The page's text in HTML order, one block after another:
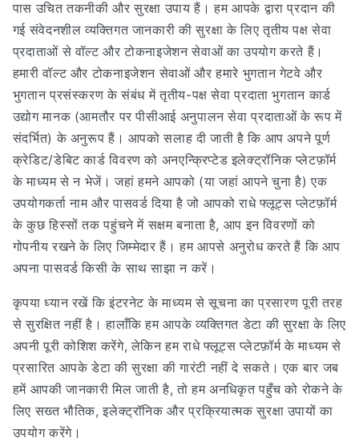
पास उचित तकनीकी और सुरक्षा उपाय हैं। हम आपके द्वारा प्रदान की
गई संवेदनशील व्यक्तिगत जानकारी की सुरक्षा के लिए तृतीय पक्ष सेवा
प्रदाताओं से वॉल्ट और टोकनाइजेशन सेवाओं का उपयोग करते हैं।
हमारी वॉल्ट और टोकनाइजेशन सेवाओं और हमारे भुगतान गेटवे और
भुगतान प्रसंस्करण के संबंध में तृतीय-पक्ष सेवा प्रदाता भुगतान कार्ड
उद्योग मानक (आमतौर पर पीसीआई अनुपालन सेवा प्रदाताओं के रूप में
संदर्भित) के अनुरूप हैं। आपको सलाह दी जाती है कि आप अपने पूर्ण
क्रेडिट/डेबिट कार्ड विवरण को अनएन्क्रिप्टेड इलेक्ट्रॉनिक प्लेटफ़ॉर्म
के माध्यम से न भेजें। जहां हमने आपको (या जहां आपने चुना है) एक
उपयोगकर्ता नाम और पासवर्ड दिया है जो आपको राधे फ्लूट्स प्लेटफ़ॉर्म
के कुछ हिस्सों तक पहुंचने में सक्षम बनाता है, आप इन विवरणों को
गोपनीय रखने के लिए जिम्मेदार हैं। हम आपसे अनुरोध करते हैं कि आप
अपना पासवर्ड किसी के साथ साझा न करें।
कृपया ध्यान रखें कि इंटरनेट के माध्यम से सूचना का प्रसारण पूरी तरह
से सुरक्षित नहीं है। हालाँकि हम आपके व्यक्तिगत डेटा की सुरक्षा के लिए
अपनी पूरी कोशिश करेंगे, लेकिन हम राधे फ्लूट्स प्लेटफ़ॉर्म के माध्यम से
प्रसारित आपके डेटा की सुरक्षा की गारंटी नहीं दे सकते। एक बार जब
हमें आपकी जानकारी मिल जाती है, तो हम अनधिकृत पहुँच को रोकने के
लिए सख्त भौतिक, इलेक्ट्रॉनिक और प्रक्रियात्मक सुरक्षा उपायों का
उपयोग करेंगे।